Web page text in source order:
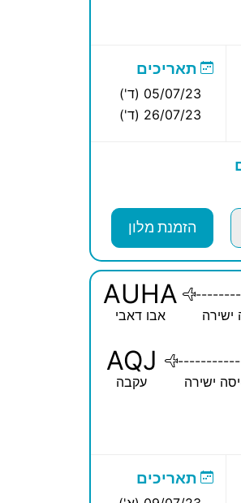
תאריכים
05/07/23 (ד')
26/07/23 (ד')
הזמנת מלון
ישירה
AUHA
אבו דאבי
ישירה
AQJ
עקבה
תאריכים